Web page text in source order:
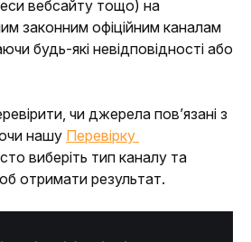
вебсайту тощо) на
законним офіційним каналам
будь-які невідповідності або
чи джерела пов’язані з
нашу Перевірку
виберіть тип каналу та
отримати результат.